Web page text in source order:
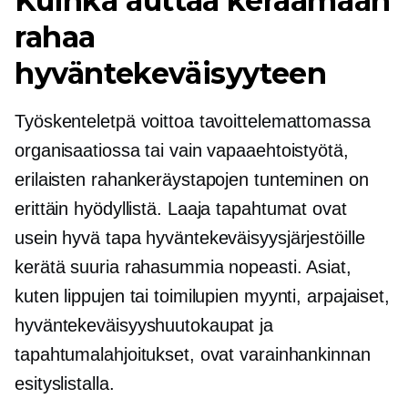
rahaa
hyväntekeväisyyteen
Työskenteletpä voittoa tavoittelemattomassa
organisaatiossa tai vain vapaaehtoistyötä,
erilaisten rahankeräystapojen tunteminen on
erittäin hyödyllistä. Laaja tapahtumat ovat
usein hyvä tapa hyväntekeväisyysjärjestöille
kerätä suuria rahasummia nopeasti. Asiat,
kuten lippujen tai toimilupien myynti, arpajaiset,
hyväntekeväisyyshuutokaupat ja
tapahtumalahjoitukset, ovat varainhankinnan
esityslistalla.